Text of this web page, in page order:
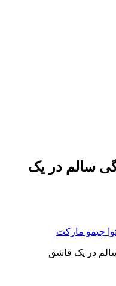
سالم در یک
جیمو مارکت